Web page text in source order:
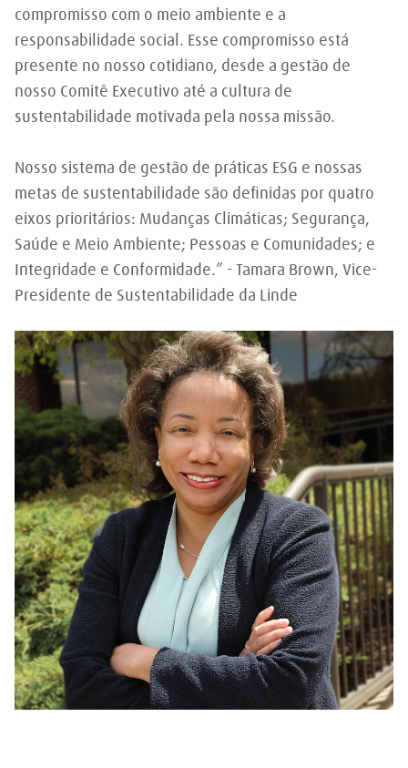
compromisso com o meio ambiente e a
responsabilidade social. Esse compromisso está
presente no nosso cotidiano, desde a gestão de
nosso Comitê Executivo até a cultura de
sustentabilidade motivada pela nossa missão.
Nosso sistema de gestão de práticas ESG e nossas
metas de sustentabilidade são definidas por quatro
eixos prioritários: Mudanças Climáticas; Segurança,
Saúde e Meio Ambiente; Pessoas e Comunidades; e
Integridade e Conformidade.” - Tamara Brown, Vice-
Presidente de Sustentabilidade da Linde